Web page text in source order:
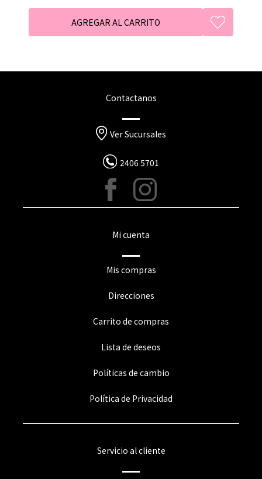
Contactanos
Ver Sucursales
2406 5701
Mi cuenta
Mis compras
Direcciones
Carrito de compras
Lista de deseos
Políticas de cambio
Política de Privacidad
Servicio al cliente